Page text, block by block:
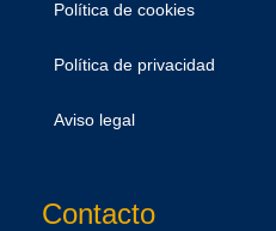
Política de cookies
Política de privacidad
Aviso legal
Contacto